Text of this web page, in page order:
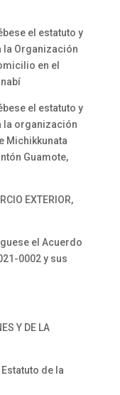
el estatuto y
Organización
en el
el estatuto y
la organización
Michikkunata
Guamote,
EXTERIOR,
el Acuerdo
0002 y sus
Y DE LA
de la